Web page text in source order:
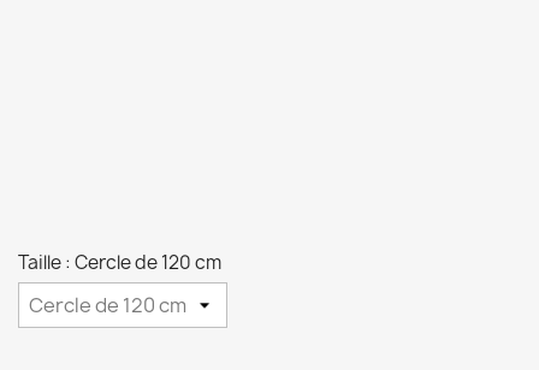
Taille : Cercle de 120 cm